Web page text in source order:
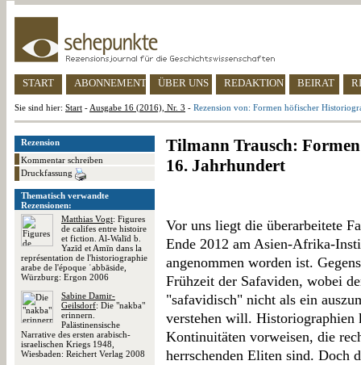
START ABONNEMENT ÜBER UNS REDAKTION BEIRAT
Sie sind hier: Start - Ausgabe 16 (2016), Nr. 3 - Rezension von: Formen höfischer
Rezension
Kommentar schreiben
Druckfassung
Thematisch verwandte
Rezensionen:
Matthias Vogt: Figures
de califes entre histoire
et fiction. Al-Walīd b.
Yazīd et Amīn dans la
représentation de l'historiographie
arabe de l'époque ʿabbāside,
Würzburg: Ergon 2006
Sabine Damir-
Geilsdorf: Die "nakba"
erinnern.
Palästinensische
Narrative des ersten arabisch-
israelischen Kriegs 1948,
Wiesbaden: Reichert Verlag 2008
Tilmann Trausch:
16. Jahrhundert
Vor uns liegt die überarbeitete
Ende 2012 am Asien-Afrika-
angenommen worden ist.
Frühzeit der Safaviden, wobei
"safavidisch" nicht als ein
verstehen will. Historiographien
Kontinuitäten vorweisen, die
herrschenden Eliten sind. Doch